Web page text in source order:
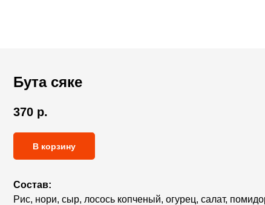
Бута сяке
370 р.
В корзину
Состав:
Рис, нори, сыр, лосось копченый, огурец, салат,